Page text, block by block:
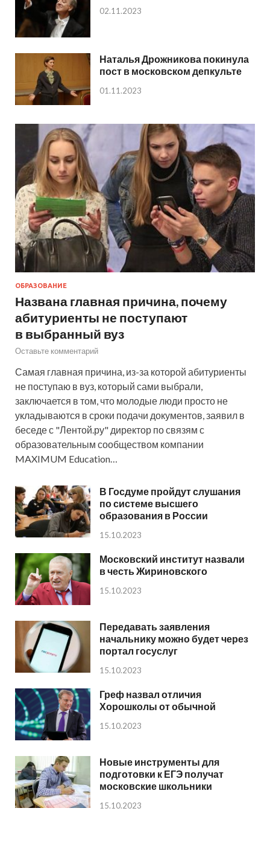
02.11.2023
Наталья Дрожникова покинула
пост в московском депкульте
01.11.2023
ОБРАЗОВАНИЕ
Названа главная причина, почему
абитуриенты не поступают
в выбранный вуз
Оставьте комментарий
Самая главная причина, из-за которой абитуриенты
не поступаю в вуз, который сами выбрали,
заключается в том, что молодые люди просто не
укладываются в сроки подачи документов, заявил в
беседе с "Лентой.ру" директор по связям с
образовательным сообществом компании
MAXIMUM Education…
В Госдуме пройдут слушания
по системе высшего
образования в России
15.10.2023
Московский институт назвали
в честь Жириновского
15.10.2023
Передавать заявления
начальнику можно будет через
портал госуслуг
15.10.2023
Греф назвал отличия
Хорошколы от обычной
15.10.2023
Новые инструменты для
подготовки к ЕГЭ получат
московские школьники
15.10.2023